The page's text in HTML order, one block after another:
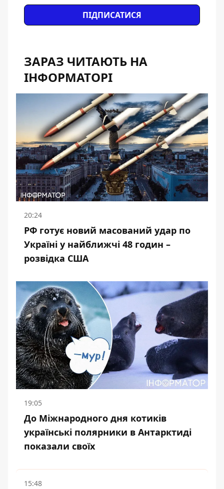
ПІДПИСАТИСЯ
ЗАРАЗ ЧИТАЮТЬ НА
ІНФОРМАТОРІ
20:24
РФ готує новий масований удар по
Україні у найближчі 48 годин –
розвідка США
19:05
До Міжнародного дня котиків
українські полярники в Антарктиді
показали своїх
15:48